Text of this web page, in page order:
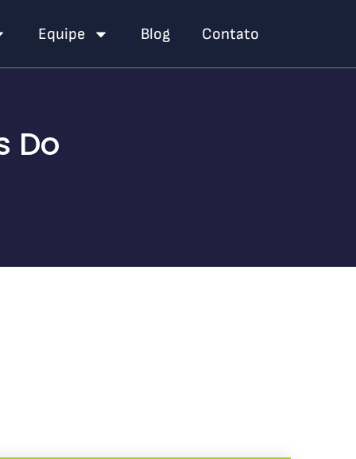
Equipe Blog Contato
Do